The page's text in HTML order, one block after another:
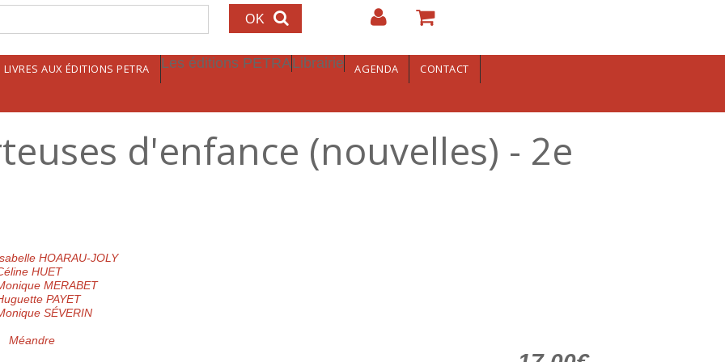
LIVRES AUX ÉDITIONS PETRA Les éditions PETRALibrairie AGENDA
CONTACT
d'enfance (nouvelles) - 2e
HOARAU-JOLY
HUET
MERABET
PAYET
SÉVERIN
Méandre